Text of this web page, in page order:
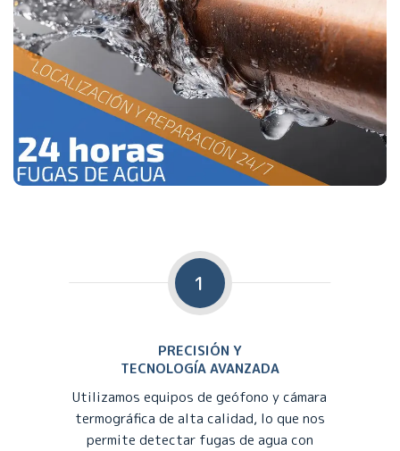
1
PRECISIÓN Y
TECNOLOGÍA AVANZADA
Utilizamos equipos de geófono y cámara
termográfica de alta calidad, lo que nos
permite detectar fugas de agua con